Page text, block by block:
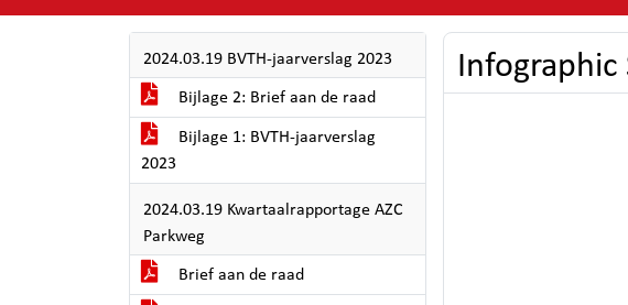
2024.03.19 BVTH-jaarverslag 2023
Bijlage 2: Brief aan de raad
Bijlage 1: BVTH-jaarverslag
2023
2024.03.19 Kwartaalrapportage AZC
Parkweg
Brief aan de raad
Infographic